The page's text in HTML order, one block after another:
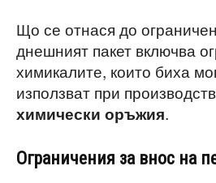
Що се отнася до
днешният пакет включва
химикалите, които биха
използват при
химически оръжия.
Ограничения за внос на